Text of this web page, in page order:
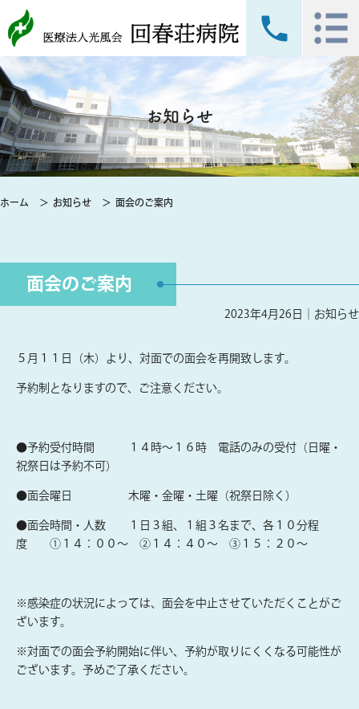
お知らせ
ホーム お知らせ 面会のご案内
面会のご案内
2023年4月26日｜ お知らせ
５月１１日（木）より、対面での面会を再開致します。
予約制となりますので、ご注意ください。
●予約受付時間 １４時～１６時 電話のみの受付（日曜・
祝祭日は予約不可）
●面会曜日 木曜・金曜・土曜（祝祭日除く）
●面会時間・人数 １日３組、１組３名まで、各１０分程
度 ①１４：００～ ②１４：４０～ ③１５：２０～
※感染症の状況によっては、面会を中止させていただくことがご
ざいます。
※対面での面会予約開始に伴い、予約が取りにくくなる可能性が
ございます。予めご了承ください。